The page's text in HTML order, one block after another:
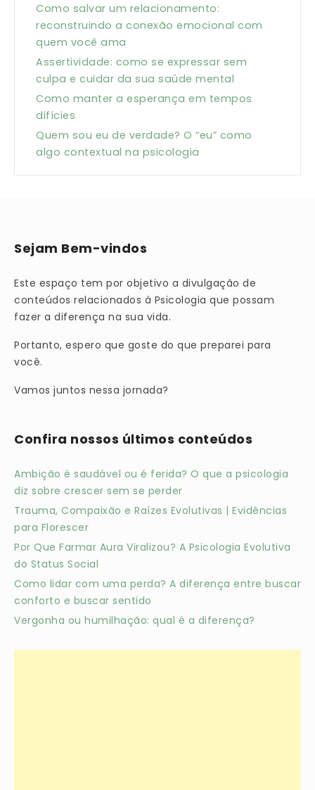
Como salvar um relacionamento:
reconstruindo a conexão emocional com
quem você ama
Assertividade: como se expressar sem
culpa e cuidar da sua saúde mental
Como manter a esperança em tempos
difícies
Quem sou eu de verdade? O “eu” como
algo contextual na psicologia
Sejam Bem-vindos
Este espaço tem por objetivo a divulgação de
conteúdos relacionados à Psicologia que possam
fazer a diferença na sua vida.
Portanto, espero que goste do que preparei para
você.
Vamos juntos nessa jornada?
Confira nossos últimos conteúdos
Ambição é saudável ou é ferida? O que a psicologia
diz sobre crescer sem se perder
Trauma, Compaixão e Raízes Evolutivas | Evidências
para Florescer
Por Que Farmar Aura Viralizou? A Psicologia Evolutiva
do Status Social
Como lidar com uma perda? A diferença entre buscar
conforto e buscar sentido
Vergonha ou humilhação: qual é a diferença?